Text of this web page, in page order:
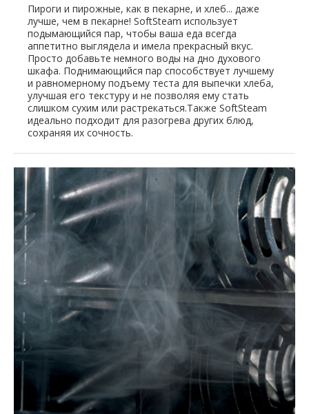
Пироги и пирожные, как в пекарне, и хлеб... даже
лучше, чем в пекарне! SoftSteam использует
подымающийся пар, чтобы ваша еда всегда
аппетитно выглядела и имела прекрасный вкус.
Просто добавьте немного воды на дно духового
шкафа. Поднимающийся пар способствует лучшему
и равномерному подъему теста для выпечки хлеба,
улучшая его текстуру и не позволяя ему стать
слишком сухим или растрекаться.Также SoftSteam
идеально подходит для разогрева других блюд,
сохраняя их сочность.